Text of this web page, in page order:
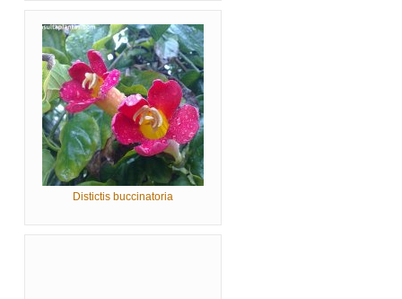
Distictis buccinatoria